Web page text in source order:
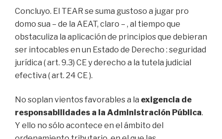
Concluyo. El TEAR se suma gustoso a jugar pro
domo sua – de la AEAT, claro – , al tiempo que
obstaculiza la aplicación de principios que debieran
ser intocables en un Estado de Derecho : seguridad
jurídica ( art. 9.3) CE y derecho a la tutela judicial
efectiva ( art. 24 CE ).
No soplan vientos favorables a la exigencia de
responsabilidades a la Administración Pública.
Y ello no sólo acontece en el ámbito del